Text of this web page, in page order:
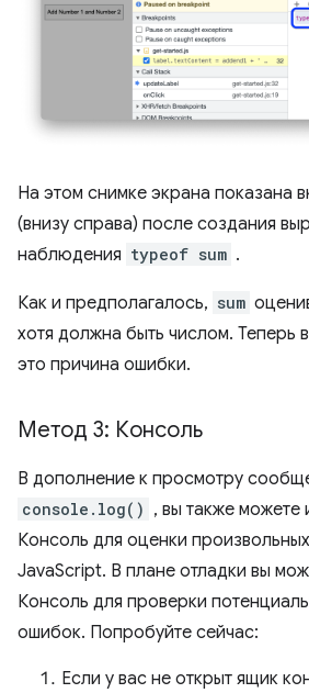
На этом снимке экрана показана
(внизу справа) после создания
наблюдения typeof sum .
Как и предполагалось, sum
хотя должна быть числом. Теперь
это причина ошибки.
Метод 3: Консоль
В дополнение к просмотру
console.log() , вы также можете
Консоль для оценки
JavaScript. В плане отладки вы
Консоль для проверки
ошибок. Попробуйте сейчас:
Если у вас не открыт ящик